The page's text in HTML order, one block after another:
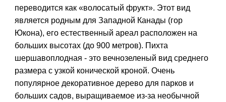
переводится как «волосатый фрукт». Этот вид
является родным для Западной Канады (гор
Юкона), его естественный ареал расположен на
больших высотах (до 900 метров). Пихта
шершавоплодная - это вечнозеленый вид среднего
размера с узкой конической кроной. Очень
популярное декоративное дерево для парков и
больших садов, выращиваемое из-за необычной